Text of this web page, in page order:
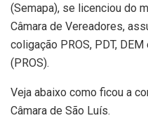
(Semapa), se licenciou do
Câmara de Vereadores,
coligação PROS, PDT,
(PROS).
Veja abaixo como ficou a
Câmara de São Luís.